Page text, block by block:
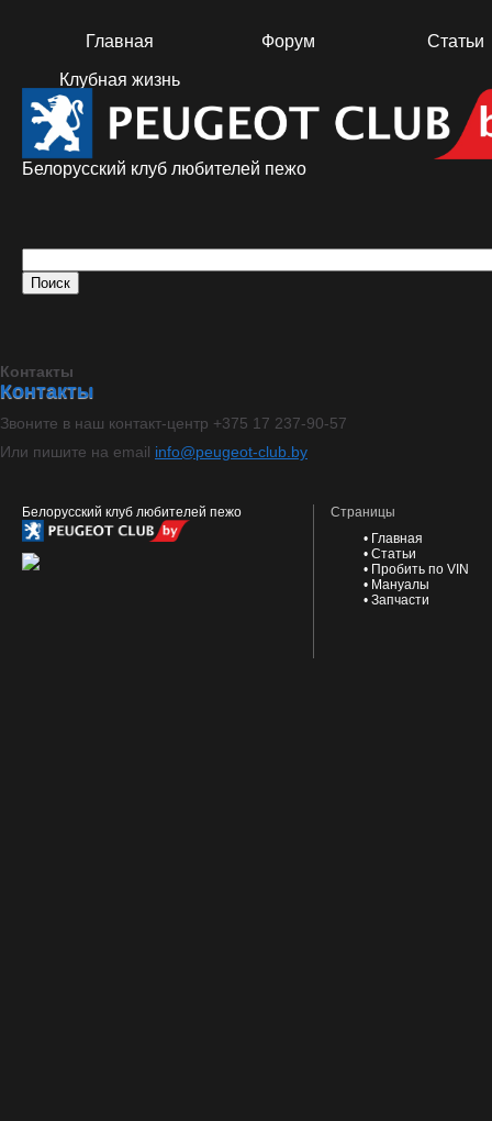
Главная Форум Статьи
Клубная жизнь
Белорусский клуб любителей пежо
Контакты
Контакты
Звоните в наш контакт-центр +375 17 237-90-57
Или пишите на email info@peugeot-club.by
Белорусский клуб любителей пежо
Страницы
• Главная
• Статьи
• Пробить по VIN
• Мануалы
• Запчасти